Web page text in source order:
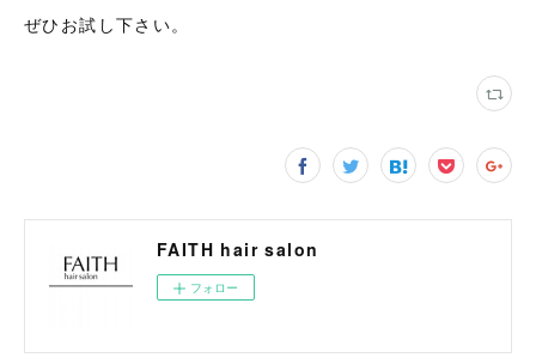
ぜひお試し下さい。
FAITH hair salon
フォロー